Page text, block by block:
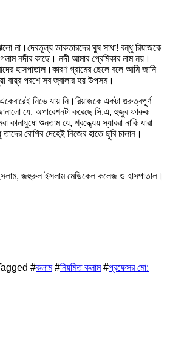
না।দেবতূল্য ডাকতারদের ঘুষ সাধা! বন্ধু রিয়াজকে
নদীর কাছে। নদী আমার প্রেমিকার নাম নয়।
হাসপাতাল।কারণ গ্রামের ছেলে বলে আমি জানি
বায়ূর পরশে সব জ্বালার হয় উপসম।
নিভে যায় নি।রিয়াজকে একটা গুরুত্বপূর্ণ
যে, অপারেশনটা করেছে সি,এ, হুজুর ফারুক
শুনতাম যে, শ্রদ্ধ্যেয় স্যাররা নাকি যারা
রোগির দেহেই নিজের হাতে ছুরি চালান।
জহুরুল ইসলাম মেডিকেল কলেজ ও হাসপাতাল।
#কলাম#নিয়মিত কলাম#প্রফেসর মো: